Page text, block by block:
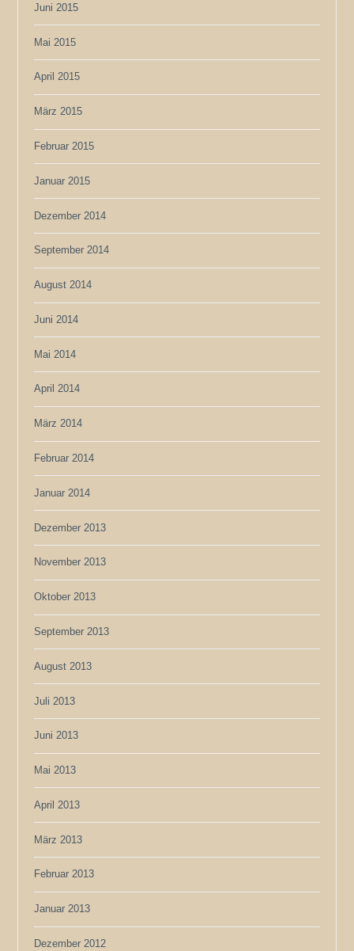
Juni 2015
Mai 2015
April 2015
März 2015
Februar 2015
Januar 2015
Dezember 2014
September 2014
August 2014
Juni 2014
Mai 2014
April 2014
März 2014
Februar 2014
Januar 2014
Dezember 2013
November 2013
Oktober 2013
September 2013
August 2013
Juli 2013
Juni 2013
Mai 2013
April 2013
März 2013
Februar 2013
Januar 2013
Dezember 2012